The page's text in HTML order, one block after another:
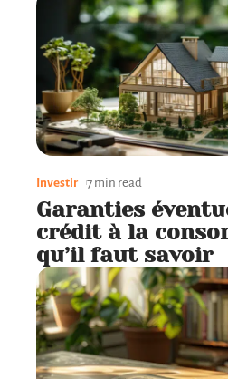
Investir 7 min read
Garanties
crédit à la
qu’il faut savoir